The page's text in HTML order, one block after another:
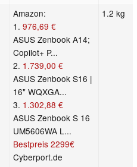
Amazon:
1.976,69 €
ASUS Zenbook A14;
Copilot+ P...
2. 1.739,00 €
ASUS Zenbook S16 |
16" WQXGA...
3. 1.302,88 €
ASUS Zenbook S 16
UM5606WA L...
Bestpreis 2299€
Cyberport.de
1.2 kg